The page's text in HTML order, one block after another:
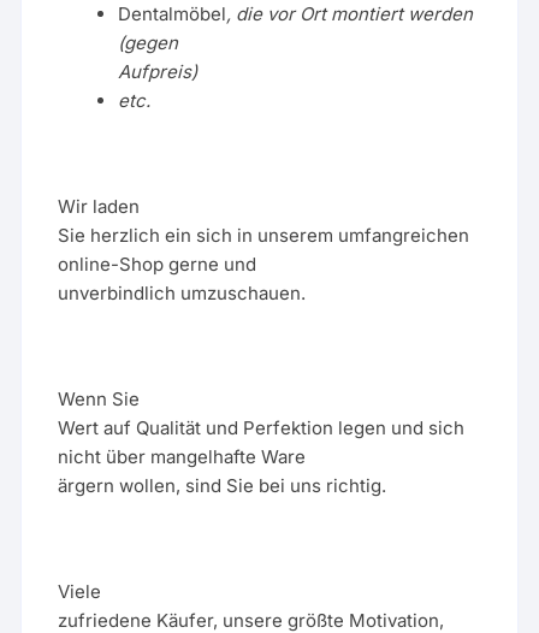
Dentalmöbel, die vor Ort montiert werden
(gegen
Aufpreis)
etc.
Wir laden
Sie herzlich ein sich in unserem umfangreichen
online-Shop gerne und
unverbindlich umzuschauen.
Wenn Sie
Wert auf Qualität und Perfektion legen und sich
nicht über mangelhafte Ware
ärgern wollen, sind Sie bei uns richtig.
Viele
zufriedene Käufer, unsere größte Motivation,